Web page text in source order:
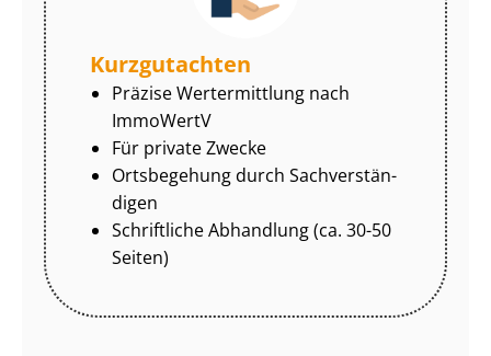
Kurzgutachten
Präzise Wertermittlung nach
ImmoWertV
Für private Zwecke
Ortsbegehung durch Sach­ver­stän­
di­gen
Schriftliche Abhandlung (ca. 30-50
Seiten)